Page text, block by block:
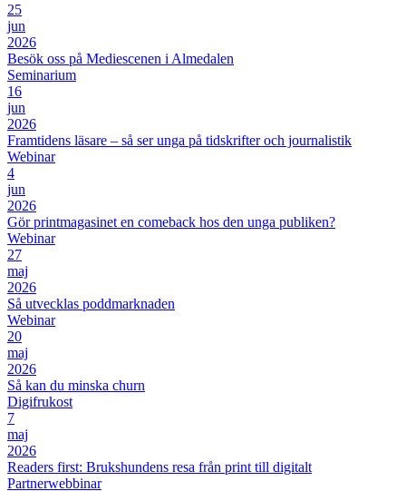
25
jun
2026
Besök oss på Mediescenen i Almedalen
Seminarium
16
jun
2026
Framtidens läsare – så ser unga på tidskrifter och journalistik
Webinar
4
jun
2026
Gör printmagasinet en comeback hos den unga publiken?
Webinar
27
maj
2026
Så utvecklas poddmarknaden
Webinar
20
maj
2026
Så kan du minska churn
Digifrukost
7
maj
2026
Readers first: Brukshundens resa från print till digitalt
Partnerwebbinar